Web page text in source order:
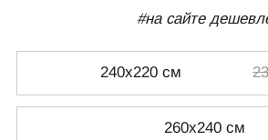
#на сайте
240х220 см
260х240 см